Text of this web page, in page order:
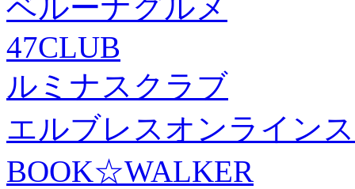
ベルーナグルメ
47CLUB
ルミナスクラブ
エルブレスオンライン
BOOK☆WALKER